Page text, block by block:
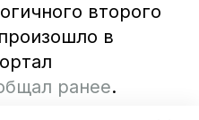
второго
в
ранее.